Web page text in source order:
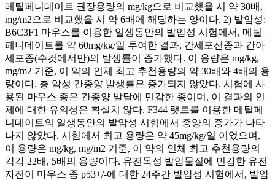
메틸페니데이트 권장용량의 mg/kg으로 비교했을 시 약 30배,
mg/m2으로 비교했을 시 약 6배에 해당하는 양이다. 2) 발암성:
B6C3F1 마우스를 이용한 일생동안의 발암성 시험에서, 메틸
페니데이트를 약 60mg/kg/일 투여한 결과, 간세포선종과 간아
세포종(수컷에서만)의 발생률이 증가했다. 이 용량은 mg/kg,
mg/m2 기준, 이 약의 인체 최고 추천용량의 약 30배와 4배의 용
량이다. 총 악성 간종양 발생률은 증가되지 않았다. 시험에 사
용된 마우스 종은 간종양 발달에 민감한 종이며, 이 결과의 인
체에 대한 유의성은 확실치 않다. F344 랫트를 이용한 메틸페
니데이트의 일생동안의 발암성 시험에서 종양의 증가가 나타
나지 않았다. 시험에서 최고 용량은 약 45mg/kg/일 이었으며,
이 용량은 mg/kg, mg/m2 기준, 이 약의 인체 최고 추천용량의
각각 22배, 5배의 용량이다. 유전독성 발암물질에 민감한 유전
자전이 마우스 종 p53+/-에 대한 24주간 발암성 시험에서, 발암